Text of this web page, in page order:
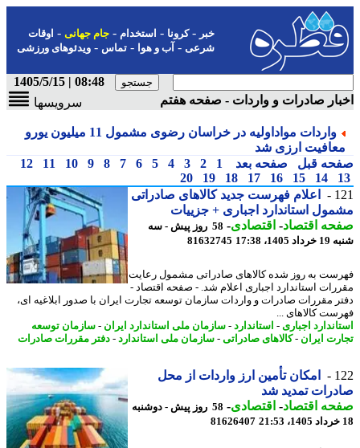
-کرونا-استخدام- جام جهانی-اوقات
شرعی-آب و هوا-تماس-ویدئوهای ورزشی
08:48 | 1405/5/15
صادرات و واردات - صفحه هفتم
سرویسها
واردات مواداولیه در خراسان رضوی مشمول 11 میلیون یورو
ارزی شد
قبل صفحه بعد 1
2
3
4
5
6
7
8
9
10
11
12
14
15
16
17
18
19
20
اعلام فهرست جدید کالاهای صادراتی
استاندارد اجباری + جزییات
اقتصاد-اقتصادی-
58 روز پیش - سه
17:38
81632745
به روز شده کالاهای صادراتی مشمول رعایت
استاندارد اجباری اعلام شد. - صفحه اقتصاد -
مقررات صادرات و واردات سازمان توسعه تجارت ایران با صدور ابلاغیه ای،
کالاهای ...
اجباری- استاندارد- سازمان ملی استاندارد ایران -
سازمان توسعه
ایران - کالاهای صادراتی-سازمان ملی استاندارد- دفتر مقررات صادرات
امکان تأمین ارز واردات از محل
تمدید شد
اقتصاد-اقتصادی-
58 روز پیش - دوشنبه
81626407